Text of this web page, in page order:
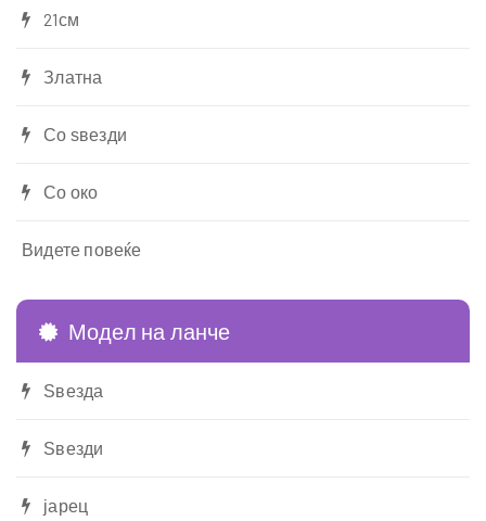
21см
Златна
Со ѕвезди
Со око
Видете повеќе
Модел на ланче
Ѕвезда
Ѕвезди
јарец